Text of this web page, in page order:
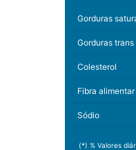
Gorduras
Gorduras trans
Colesterol
Fibra alimentar
Sódio
(*) % Valores